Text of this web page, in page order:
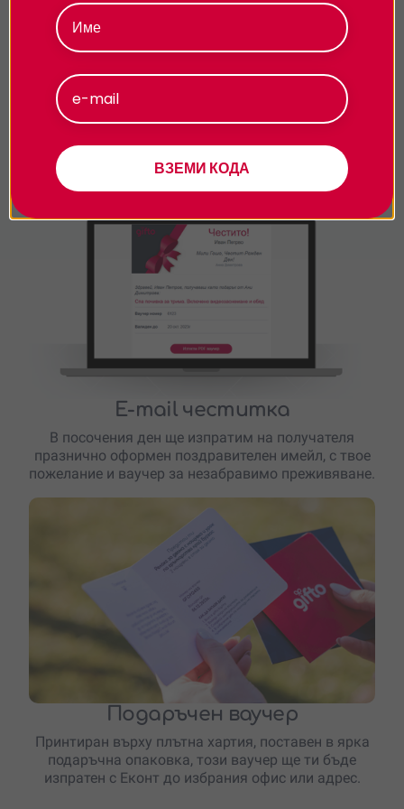
веднага след завършването на поръчката. Вземи
1лв отстъпка за всеки е-ваучер.
E-mail честитка
В посочения ден ще изпратим на получателя
празнично оформен поздравителен имейл, с твое
пожелание и ваучер за незабравимо преживяване.
Подаръчен ваучер
Принтиран върху плътна хартия, поставен в ярка
подаръчна опаковка, този ваучер ще ти бъде
изпратен с Еконт до избрания офис или адрес.
ВЗЕМИ КОДА
поверителност.
Приемам